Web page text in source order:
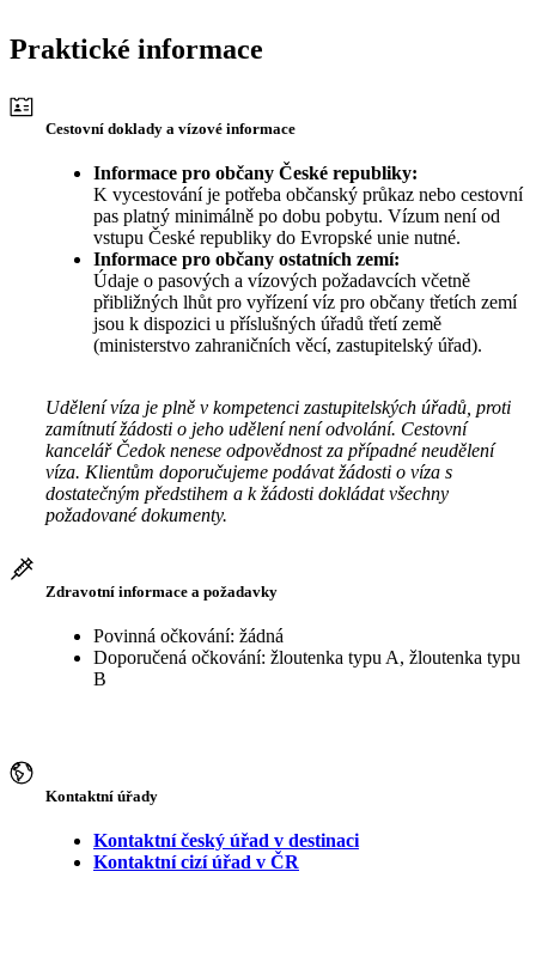
Praktické informace
Cestovní doklady a vízové informace
Informace pro občany České republiky:
K vycestování je potřeba občanský průkaz nebo cestovní
pas platný minimálně po dobu pobytu. Vízum není od
vstupu České republiky do Evropské unie nutné.
Informace pro občany ostatních zemí:
Údaje o pasových a vízových požadavcích včetně
přibližných lhůt pro vyřízení víz pro občany třetích zemí
jsou k dispozici u příslušných úřadů třetí země
(ministerstvo zahraničních věcí, zastupitelský úřad).
Udělení víza je plně v kompetenci zastupitelských úřadů, proti
zamítnutí žádosti o jeho udělení není odvolání. Cestovní
kancelář Čedok nenese odpovědnost za případné neudělení
víza. Klientům doporučujeme podávat žádosti o víza s
dostatečným předstihem a k žádosti dokládat všechny
požadované dokumenty.
Zdravotní informace a požadavky
Povinná očkování: žádná
Doporučená očkování: žloutenka typu A, žloutenka typu
B
Kontaktní úřady
Kontaktní český úřad v destinaci
Kontaktní cizí úřad v ČR